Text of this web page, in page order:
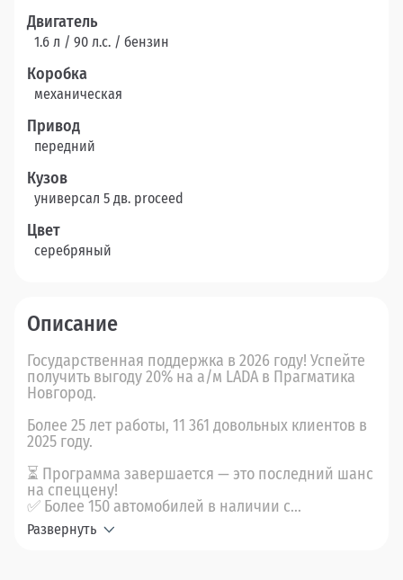
Двигатель
1.6 л / 90 л.c. / бензин
Коробка
механическая
Привод
передний
Кузов
универсал 5 дв. proceed
Цвет
серебряный
Описание
Государственная поддержка в 2026 году! Успейте
получить выгоду 20% на а/м LADA в Прагматика
Новгород.
Более 25 лет работы, 11 361 довольных клиентов в
2025 году.
⏳ Программа завершается — это последний шанс
на спеццену!
✅ Более 150 автомобилей в наличии с...
Развернуть